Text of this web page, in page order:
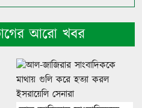
আরো খবর